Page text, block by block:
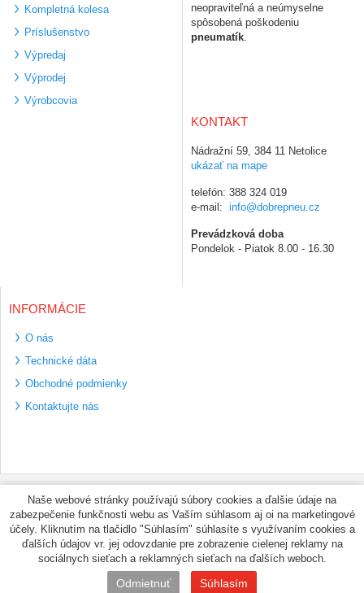
Kompletná kolesa
Príslušenstvo
Výpredaj
Výprodej
Výrobcovia
neopraviteľná a neúmyselne
spôsobená poškodeniu
pneumatík
KONTAKT
Nádražní 59, 384 11 Netolice
ukázať na mape
telefón: 388 324 019
e-mail: info@dobrepneu.cz
Prevádzková doba
Pondelok - Piatok 8.00 - 16.30
INFORMÁCIE
O nás
Technické dáta
Obchodné podmienky
Kontaktujte nás
Bezpečné platební
metody
Využíváme zasílání
PPL
© PNEUMAX.SK 2026 by
Naše webové stránky používajú súbory cookies a ďalšie údaje na
zabezpečenie funkčnosti webu as Vaším súhlasom aj oi na marketingové
účely. Kliknutím na tlačidlo "Súhlasím" súhlasíte s využívaním cookies a
ďalších údajov vr. jej odovzdanie pre zobrazenie cielenej reklamy na
sociálnych sieťach a reklamných sieťach na ďalších weboch.
Odmietnuť Súhlasím